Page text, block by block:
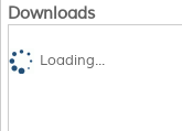
Downloads
Loading...